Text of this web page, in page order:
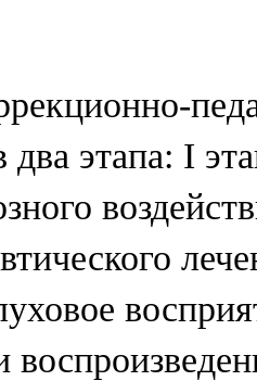
два этапа: I